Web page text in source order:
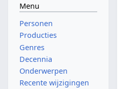
Menu
Personen
Producties
Genres
Decennia
Onderwerpen
Recente wijzigingen